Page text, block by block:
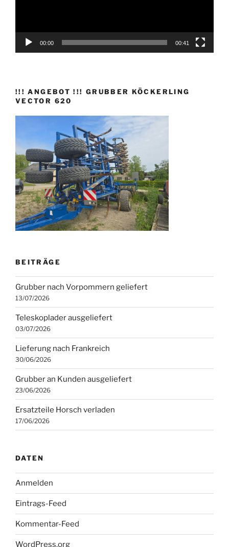
00:00 00:41
!!! ANGEBOT !!! GRUBBER KÖCKERLING
VECTOR 620
BEITRÄGE
Grubber nach Vorpommern geliefert
13/07/2026
Teleskoplader ausgeliefert
03/07/2026
Lieferung nach Frankreich
30/06/2026
Grubber an Kunden ausgeliefert
23/06/2026
Ersatzteile Horsch verladen
17/06/2026
DATEN
Anmelden
Eintrags-Feed
Kommentar-Feed
WordPress.org